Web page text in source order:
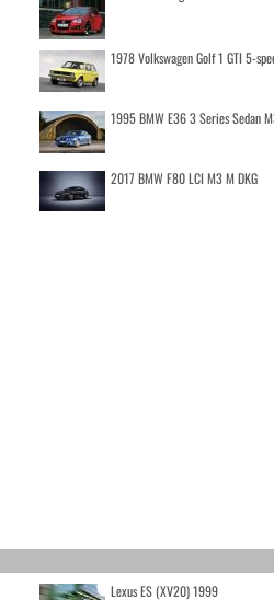
1978 Volkswagen Golf 1 GTI 5-
1995 BMW E36 3 Series Sedan
2017 BMW F80 LCI M3 M DKG
Lexus ES (XV20) 1999